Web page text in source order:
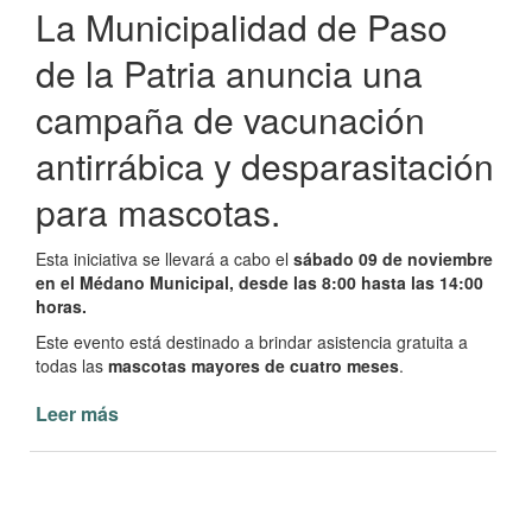
La Municipalidad de Paso
de la Patria anuncia una
campaña de vacunación
antirrábica y desparasitación
para mascotas.
Esta iniciativa se llevará a cabo el sábado 09 de noviembre
en el Médano Municipal, desde las 8:00 hasta las 14:00
horas.
Este evento está destinado a brindar asistencia gratuita a
todas las mascotas mayores de cuatro meses.
Leer más